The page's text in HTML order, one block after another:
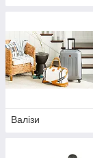
Валізи